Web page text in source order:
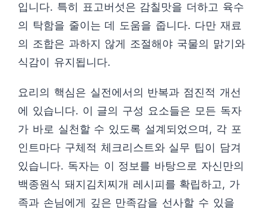
입니다. 특히 표고버섯은 감칠맛을 더하고 육수
의 탁함을 줄이는 데 도움을 줍니다. 다만 재료
의 조합은 과하지 않게 조절해야 국물의 맑기와
식감이 유지됩니다.
요리의 핵심은 실전에서의 반복과 점진적 개선
에 있습니다. 이 글의 구성 요소들은 모든 독자
가 바로 실천할 수 있도록 설계되었으며, 각 포
인트마다 구체적 체크리스트와 실무 팁이 담겨
있습니다. 독자는 이 정보를 바탕으로 자신만의
백종원식 돼지김치찌개 레시피를 확립하고, 가
족과 손님에게 깊은 만족감을 선사할 수 있을